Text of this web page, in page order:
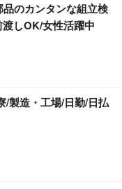
のカンタンな組立検
しOK/女性活躍中
/製造・工場/日勤/日払